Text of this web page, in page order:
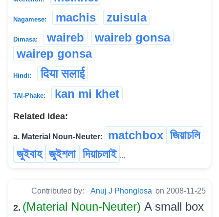
Nagamese: machis zuisula
Dimasa: waireb
waireb gonsa
wairep gonsa
Hindi: दिया सलाई
TAI-Phake: kan mi khet
Related Idea:
a. Material Noun-Neuter: matchbox জিয়াচলি
জুইবাহ জুইশলা দিয়াচলাই ...
Contributed by: Anuj J Phonglosa on 2008-11-25
2. (Material Noun-Neuter) A small box